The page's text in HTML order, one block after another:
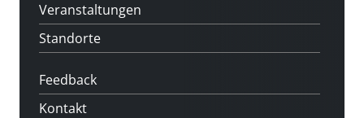
Veranstaltungen
Standorte
Feedback
Kontakt